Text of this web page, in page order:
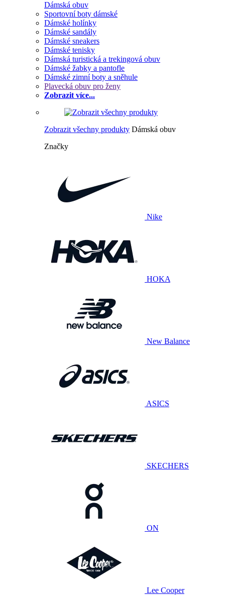
Dámská obuv
Sportovní boty dámské
Dámské holínky
Dámské sandály
Dámské sneakers
Dámské tenisky
Dámská turistická a trekingová obuv
Dámské žabky a pantofle
Dámské zimní boty a sněhule
Plavecká obuv pro ženy
Zobrazit více...
Zobrazit všechny produkty Dámská obuv
Značky
Nike
HOKA
New Balance
ASICS
SKECHERS
ON
Lee Cooper